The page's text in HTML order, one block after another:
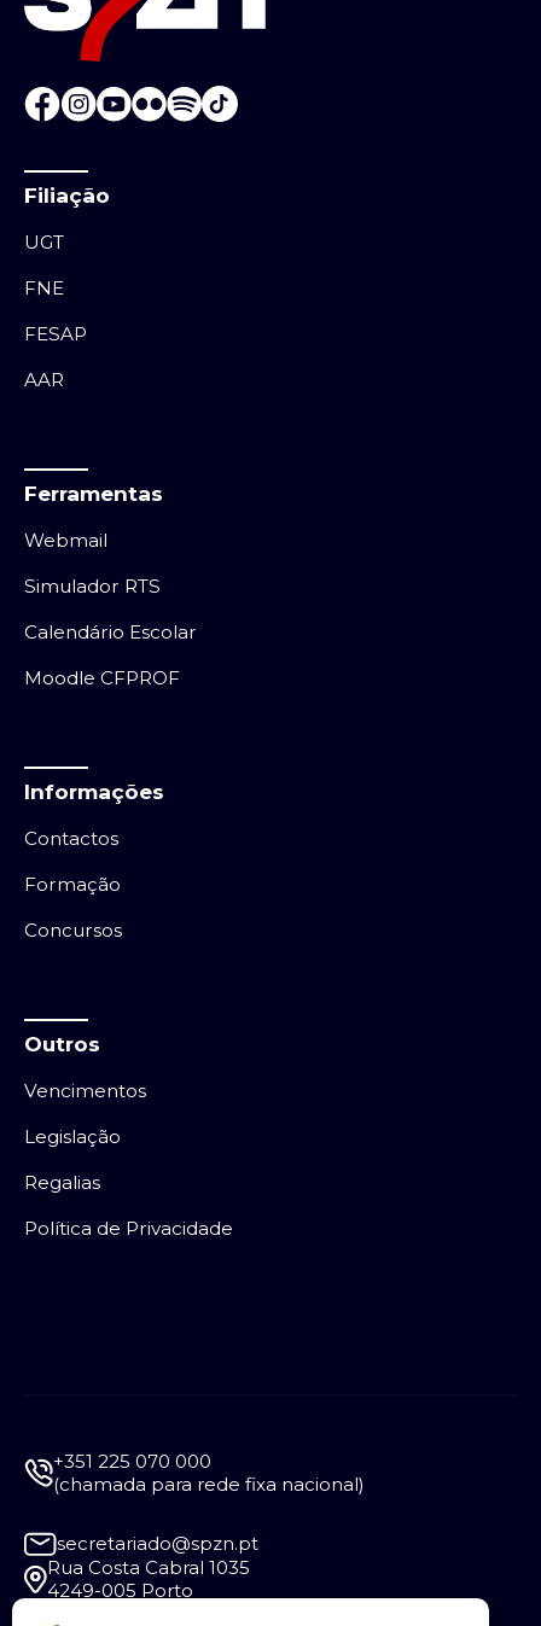
Filiação
UGT
FNE
FESAP
AAR
Ferramentas
Webmail
Simulador RTS
Calendário Escolar
Moodle CFPROF
Informações
Contactos
Formação
Concursos
Outros
Vencimentos
Legislação
Regalias
Política de Privacidade
+351 225 070 000
(chamada para rede fixa nacional)
secretariado@spzn.pt
Rua Costa Cabral 1035
4249-005 Porto